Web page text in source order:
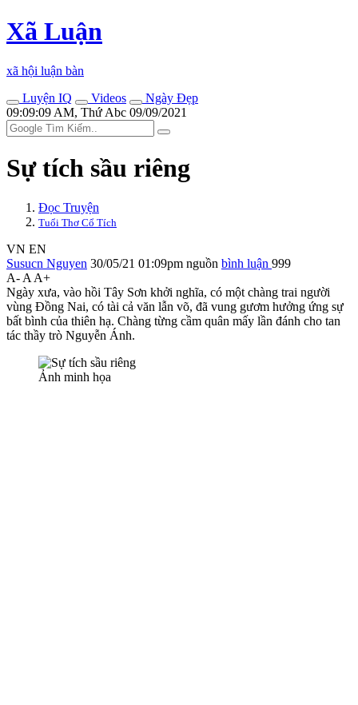
Xã Luận
xã hội luận bàn
Luyện IQ
Videos
Ngày Đẹp
09:09:09 AM, Thứ Abc 09/09/2021
Sự tích sầu riêng
Đọc Truyện
Tuổi Thơ Cổ Tích
VN EN
Susucn Nguyen 30/05/21 01:09pm nguồn bình luận 999
A- A A+
Ngày xưa, vào hồi Tây Sơn khởi nghĩa, có một chàng trai người
vùng Đồng Nai, có tài cả văn lẫn võ, đã vung gươm hưởng ứng sự
bất bình của thiên hạ. Chàng từng cầm quân mấy lần đánh cho tan
tác thầy trò Nguyễn Ánh.
Ảnh minh họa